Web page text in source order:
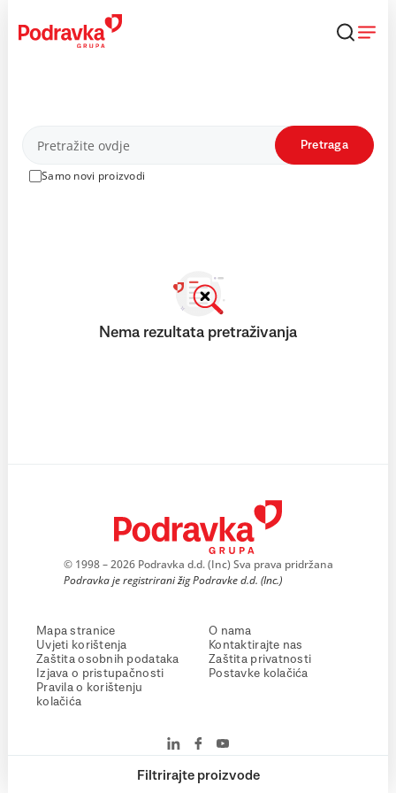
content
Proizvodi
Samo novi proizvodi
Pretraga
Filtrirajte proizvode
Nema rezultata pretraživanja
© 1998 – 2026 Podravka d.d. (Inc) Sva prava pridržana
Podravka je registrirani žig Podravke d.d. (Inc.)
Mapa stranice
Uvjeti korištenja
Zaštita osobnih podataka
Izjava o pristupačnosti
Pravila o korištenju
kolačića
O nama
Kontaktirajte nas
Zaštita privatnosti
Postavke kolačića